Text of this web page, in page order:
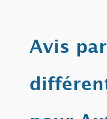
Avis